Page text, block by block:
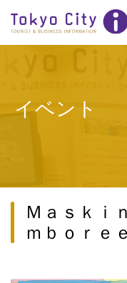
イベント
Ｍａｓｋ
ｍｂｏｒｅｅ